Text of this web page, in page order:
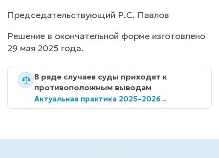
Председательствующий Р.С. Павлов
Решение в окончательной форме изготовлено
29 мая 2025 года.
В ряде случаев суды приходят к
противоположным выводам
Актуальная практика 2025–2026→